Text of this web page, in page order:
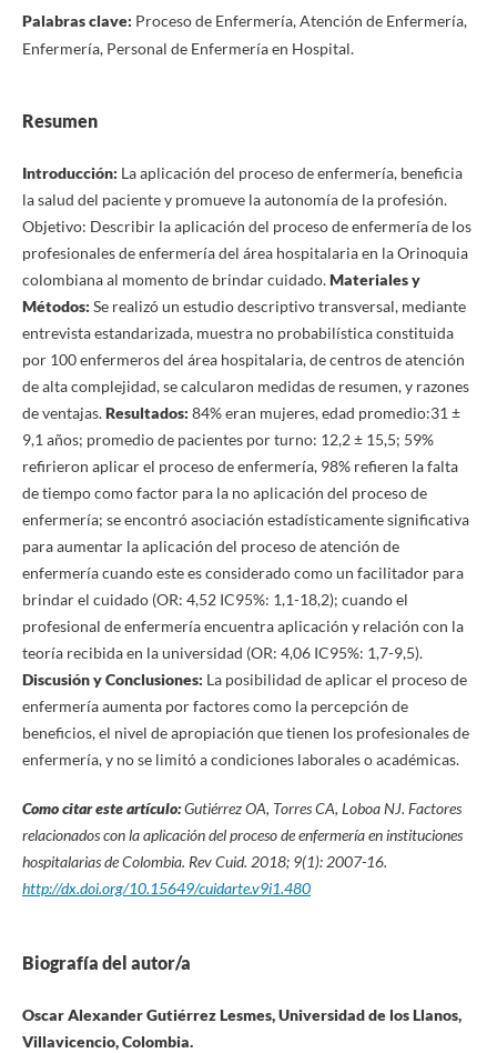
Palabras clave: Proceso de Enfermería, Atención de Enfermería,
Enfermería, Personal de Enfermería en Hospital.
Resumen
Introducción: La aplicación del proceso de enfermería, beneficia
la salud del paciente y promueve la autonomía de la profesión.
Objetivo: Describir la aplicación del proceso de enfermería de los
profesionales de enfermería del área hospitalaria en la Orinoquia
colombiana al momento de brindar cuidado.Materiales y
Métodos: Se realizó un estudio descriptivo transversal, mediante
entrevista estandarizada, muestra no probabilística constituida
por 100 enfermeros del área hospitalaria, de centros de atención
de alta complejidad, se calcularon medidas de resumen, y razones
de ventajas.Resultados: 84% eran mujeres, edad promedio:31 ±
9,1 años; promedio de pacientes por turno: 12,2 ± 15,5; 59%
refirieron aplicar el proceso de enfermería, 98% refieren la falta
de tiempo como factor para la no aplicación del proceso de
enfermería; se encontró asociación estadísticamente significativa
para aumentar la aplicación del proceso de atención de
enfermería cuando este es considerado como un facilitador para
brindar el cuidado (OR: 4,52 IC95%: 1,1-18,2); cuando el
profesional de enfermería encuentra aplicación y relación con la
teoría recibida en la universidad (OR: 4,06 IC95%: 1,7-9,5).
Discusión y Conclusiones: La posibilidad de aplicar el proceso de
enfermería aumenta por factores como la percepción de
beneficios, el nivel de apropiación que tienen los profesionales de
enfermería, y no se limitó a condiciones laborales o académicas.
Como citar este artículo:Gutiérrez OA, Torres CA, Loboa NJ. Factores
relacionados con la aplicación del proceso de enfermería en instituciones
hospitalarias de Colombia. Rev Cuid. 2018; 9(1): 2007-16.
http://dx.doi.org/10.15649/cuidarte.v9i1.480
Biografía del autor/a
Oscar Alexander Gutiérrez Lesmes, Universidad de los Llanos,
Villavicencio, Colombia.